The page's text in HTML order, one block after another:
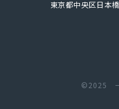
東京都中央区日本
©2025 一